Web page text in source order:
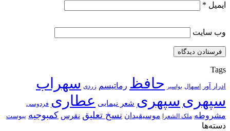
ایمیل *
وب‌ سایت
Tags
ادرار آور اسهال بواسیر حافظ رماتیسم زردی سهراب
سپهری سپهری شعر نیمایی عطاری فردوسی
مشروطه ملک الشعرا موسیقیدان نسخ تعلیق نقرس کمبوجیه یبوست
دسته‌ها